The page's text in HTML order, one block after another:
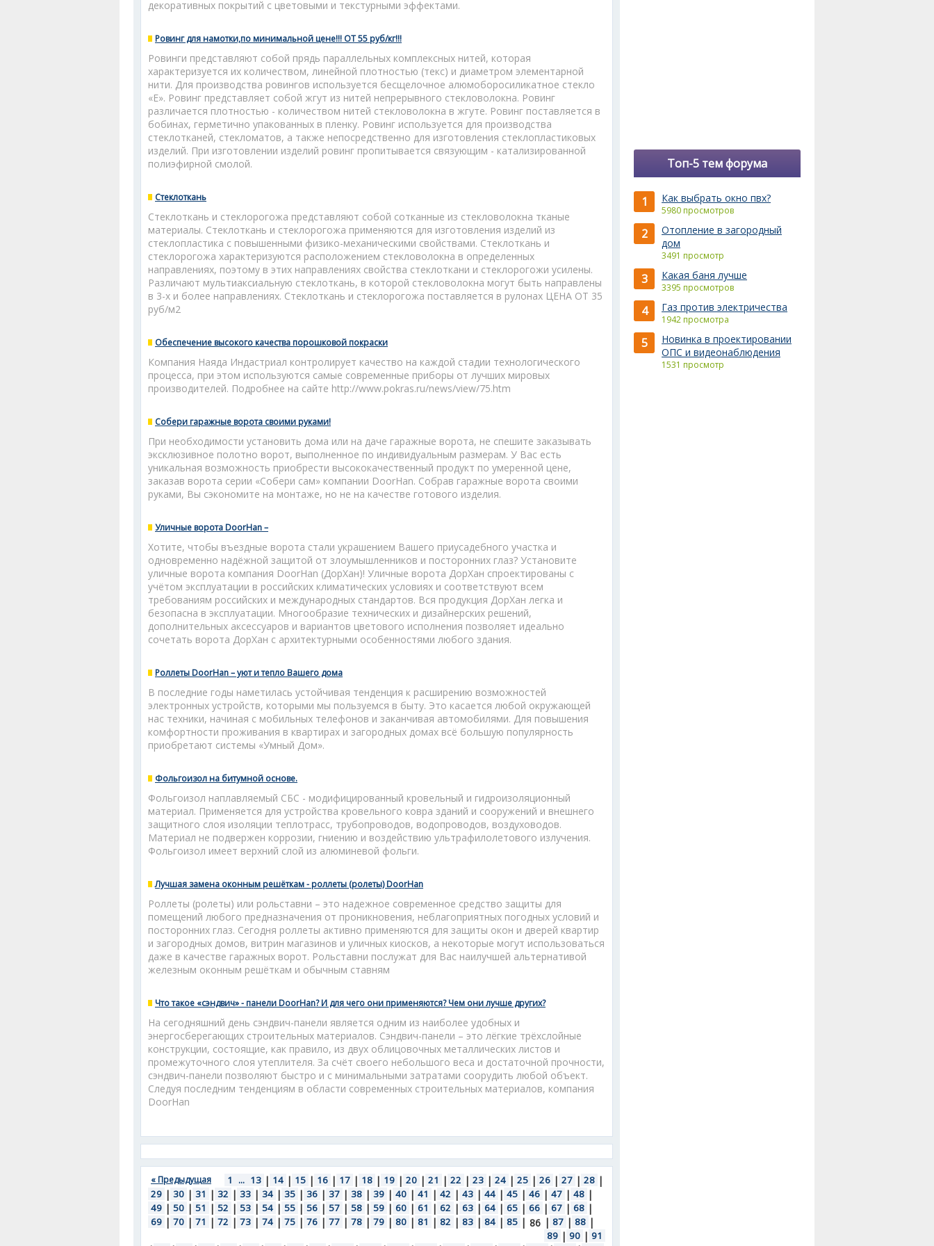
декоративных покрытий с цветовыми и текстурными эффектами.
Ровинг для намотки,по минимальной цене!!! ОТ 55 руб/кг!!!
Ровинги представляют собой прядь параллельных комплексных нитей, которая
характеризуется их количеством, линейной плотностью (текс) и диаметром элементарной
нити. Для производства ровингов используется бесщелочное алюмоборосиликатное стекло
«Е». Ровинг представляет собой жгут из нитей непрерывного стекловолокна. Ровинг
различается плотностью - количеством нитей стекловолокна в жгуте. Ровинг поставляется в
бобинах, герметично упакованных в пленку. Ровинг используется для производства
стеклотканей, стекломатов, а также непосредственно для изготовления стеклопластиковых
изделий. При изготовлении изделий ровинг пропитывается связующим - катализированной
полиэфирной смолой.
Стеклоткань
Стеклоткань и стеклорогожа представляют собой сотканные из стекловолокна тканые
материалы. Стеклоткань и стеклорогожа применяются для изготовления изделий из
стеклопластика с повышенными физико-механическими свойствами. Стеклоткань и
стеклорогожа характеризуются расположением стекловолокна в определенных
направлениях, поэтому в этих направлениях свойства стеклоткани и стеклорогожи усилены.
Различают мультиаксиальную стеклоткань, в которой стекловолокна могут быть направлены
в 3-х и более направлениях. Стеклоткань и стеклорогожа поставляется в рулонах ЦЕНА ОТ 35
руб/м2
Обеспечение высокого качества порошковой покраски
Компания Наяда Индастриал контролирует качество на каждой стадии технологического
процесса, при этом используются самые современные приборы от лучших мировых
производителей. Подробнее на сайте http://www.pokras.ru/news/view/75.htm
Собери гаражные ворота своими руками!
При необходимости установить дома или на даче гаражные ворота, не спешите заказывать
эксклюзивное полотно ворот, выполненное по индивидуальным размерам. У Вас есть
уникальная возможность приобрести высококачественный продукт по умеренной цене,
заказав ворота серии «Собери сам» компании DoorHan. Собрав гаражные ворота своими
руками, Вы сэкономите на монтаже, но не на качестве готового изделия.
Уличные ворота DoorHan –
Хотите, чтобы въездные ворота стали украшением Вашего приусадебного участка и
одновременно надёжной защитой от злоумышленников и посторонних глаз? Установите
уличные ворота компания DoorHan (ДорХан)! Уличные ворота ДорХан спроектированы с
учётом эксплуатации в российских климатических условиях и соответствуют всем
требованиям российских и международных стандартов. Вся продукция ДорХан легка и
безопасна в эксплуатации. Многообразие технических и дизайнерских решений,
дополнительных аксессуаров и вариантов цветового исполнения позволяет идеально
сочетать ворота ДорХан с архитектурными особенностями любого здания.
Роллеты DoorHan – уют и тепло Вашего дома
В последние годы наметилась устойчивая тенденция к расширению возможностей
электронных устройств, которыми мы пользуемся в быту. Это касается любой окружающей
нас техники, начиная с мобильных телефонов и заканчивая автомобилями. Для повышения
комфортности проживания в квартирах и загородных домах всё большую популярность
приобретают системы «Умный Дом».
Фольгоизол на битумной основе.
Фольгоизол наплавляемый СБС - модифицированный кровельный и гидроизоляционный
материал. Применяется для устройства кровельного ковра зданий и сооружений и внешнего
защитного слоя изоляции теплотрасс, трубопроводов, водопроводов, воздуховодов.
Материал не подвержен коррозии, гниению и воздействию ультрафилолетового излучения.
Фольгоизол имеет верхний слой из алюминевой фольги.
Лучшая замена оконным решёткам - роллеты (ролеты) DoorHan
Роллеты (ролеты) или рольставни – это надежное современное средство защиты для
помещений любого предназначения от проникновения, неблагоприятных погодных условий и
посторонних глаз. Сегодня роллеты активно применяются для защиты окон и дверей квартир
и загородных домов, витрин магазинов и уличных киосков, а некоторые могут использоваться
даже в качестве гаражных ворот. Рольставни послужат для Вас наилучшей альтернативой
железным оконным решёткам и обычным ставням
Что такое «сэндвич» - панели DoorHan? И для чего они применяются? Чем они лучше других?
На сегодняшний день сэндвич-панели является одним из наиболее удобных и
энергосберегающих строительных материалов. Сэндвич-панели – это лёгкие трёхслойные
конструкции, состоящие, как правило, из двух облицовочных металлических листов и
промежуточного слоя утеплителя. За счёт своего небольшого веса и достаточной прочности,
сэндвич-панели позволяют быстро и с минимальными затратами соорудить любой объект.
Следуя последним тенденциям в области современных строительных материалов, компания
DoorHan
« Предыдущая 1 ... 13 | 14 | 15 | 16 | 17 | 18 | 19 | 20 | 21 | 22 | 23 | 24 | 25 | 26 | 27 | 28 |
29 | 30 | 31 | 32 | 33 | 34 | 35 | 36 | 37 | 38 | 39 | 40 | 41 | 42 | 43 | 44 | 45 | 46 | 47 | 48 |
49 | 50 | 51 | 52 | 53 | 54 | 55 | 56 | 57 | 58 | 59 | 60 | 61 | 62 | 63 | 64 | 65 | 66 | 67 | 68 |
69 | 70 | 71 | 72 | 73 | 74 | 75 | 76 | 77 | 78 | 79 | 80 | 81 | 82 | 83 | 84 | 85 | 86 | 87 | 88 |
89 | 90 | 91
Топ-5 тем форума
1 Как выбрать окно пвх?
5980 просмотров
2
Отопление в загородный
дом
3491 просмотр
3 Какая баня лучше
3395 просмотров
4 Газ против электричества
1942 просмотра
5
Новинка в проектировании
ОПС и видеонаблюдения
1531 просмотр